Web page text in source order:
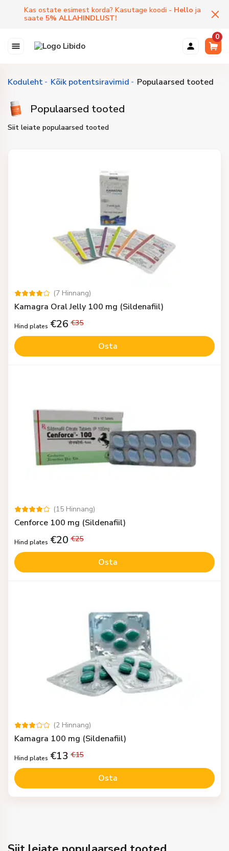
Kas ostate esimest korda? Kasutage koodi - Hello ja
saate 5% ALLAHINDLUST!
0
Koduleht Kõik potentsiravimid Populaarsed tooted
Populaarsed tooted
Siit leiate populaarsed tooted
(7 Hinnang)
Kamagra Oral Jelly 100 mg (Sildenafiil)
Hind plates €26 €35
Osta
(15 Hinnang)
Cenforce 100 mg (Sildenafiil)
Hind plates €20 €25
Osta
(2 Hinnang)
Kamagra 100 mg (Sildenafiil)
Hind plates €13 €15
Osta